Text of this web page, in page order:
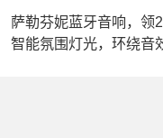
萨勒芬妮蓝牙音响，领
智能氛围灯光，环绕音